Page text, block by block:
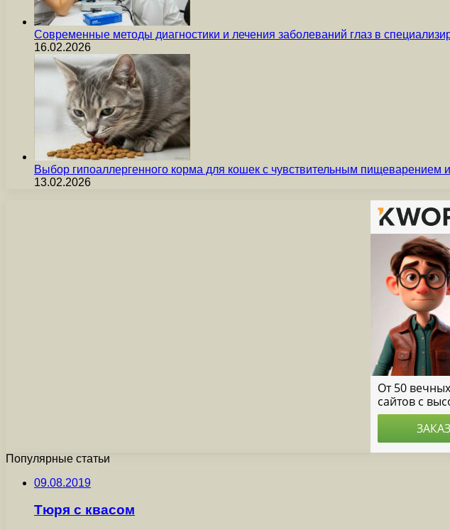
Современные методы диагностики и лечения заболеваний глаз в
16.02.2026
Выбор гипоаллергенного корма для кошек с чувствительным
13.02.2026
Популярные статьи
09.08.2019
Тюря с квасом